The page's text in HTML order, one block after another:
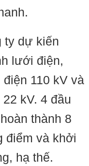
ty dự kiến
lưới điện,
110 kV và
kV. 4 đầu
thành 8
điểm và khởi
hạ thế.